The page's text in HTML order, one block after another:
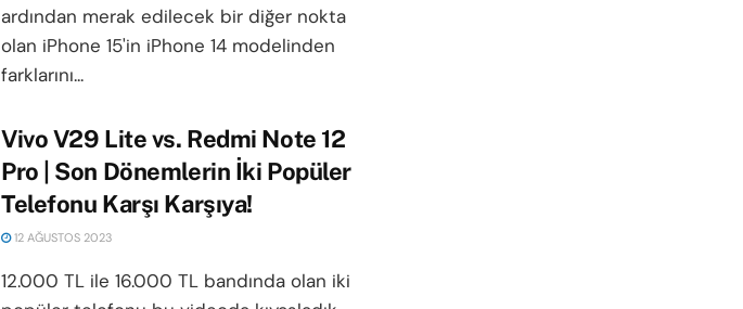
ardından merak edilecek bir diğer nokta
olan iPhone 15'in iPhone 14 modelinden
farklarını...
Vivo V29 Lite vs. Redmi Note 12
Pro | Son Dönemlerin İki Popüler
Telefonu Karşı Karşıya!
12 AĞUSTOS 2023
12.000 TL ile 16.000 TL bandında olan iki